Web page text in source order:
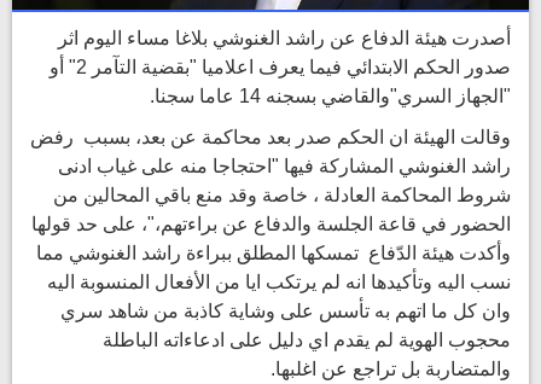
أصدرت هيئة الدفاع عن راشد الغنوشي بلاغا مساء اليوم اثر
صدور الحكم الابتدائي فيما يعرف اعلاميا "بقضية التآمر 2" أو
"الجهاز السري"والقاضي بسجنه 14 عاما سجنا.
وقالت الهيئة ان الحكم صدر بعد محاكمة عن بعد، بسبب رفض
راشد الغنوشي المشاركة فيها "احتجاجا منه على غياب ادنى
شروط المحاكمة العادلة ، خاصة وقد منع باقي المحالين من
الحضور في قاعة الجلسة والدفاع عن براءتهم،"، على حد قولها
وأكدت هيئة الدّفاع تمسكها المطلق ببراءة راشد الغنوشي مما
نسب اليه وتأكيدها انه لم يرتكب ايا من الأفعال المنسوبة اليه
وان كل ما اتهم به تأسس على وشاية كاذبة من شاهد سري
محجوب الهوية لم يقدم اي دليل على ادعاءاته الباطلة
والمتضاربة بل تراجع عن اغلبها.